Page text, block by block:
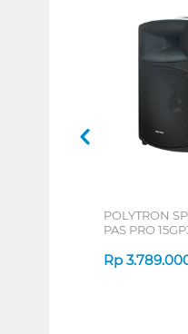
POLYTRON
PAS PRO
Rp